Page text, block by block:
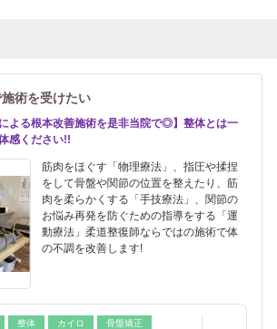
術を受けたい
による根本改善施術を是非当院で◎】整体とは一
感ください!!
筋肉をほぐす「物理療法」、指圧や揉捏
をして骨盤や関節の位置を整えたり、筋
肉を柔らかくする「手技療法」、関節の
お悩み再発を防ぐための指導をする「運
動療法」柔道整復師ならではの施術で体
の不調を改善します!
整体 カイロ
骨盤矯正